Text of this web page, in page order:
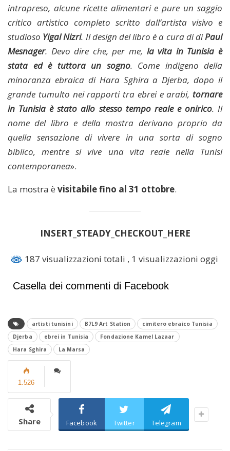
intrapreso, alcune ricette alimentari e pure un saggio
critico artistico completo scritto dall’artista visivo e
studioso Yigal Nizri. Il design del libro è a cura di diPaul
Mesnager. Devo dire che, per me, la vita in Tunisia è
stata ed è tuttora un sogno. Come indigeno della
minoranza ebraica di Hara Sghira a Djerba, dopo il
grande tumulto nei rapporti tra ebrei e arabi, tornare
in Tunisia è stato allo stesso tempo reale e onirico. Il
nome del libro e della mostra derivano proprio da
quella sensazione di vivere in una sorta di sogno
biblico, mentre si vive una vita reale nella Tunisi
contemporanea».
La mostra è visitabile fino al 31 ottobre.
INSERT_STEADY_CHECKOUT_HERE
187 visualizzazioni totali , 1 visualizzazioni oggi
Casella dei commenti di Facebook
artisti tunisini B7L9 Art Station
cimitero ebraico Tunisia
Djerba
ebrei in Tunisia
Fondazione Kamel Lazaar
Hara Sghira
La Marsa
1.526
Share Facebook Twitter Telegram